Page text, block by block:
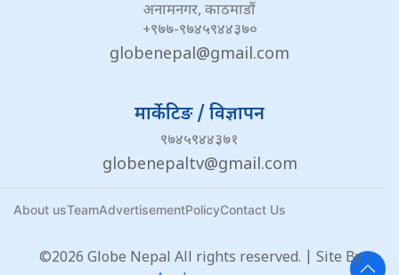
अनामनगर, काठमाडौं
+९७७-९७४५९४४३७०
globenepal@gmail.com
मार्केटिङ / विज्ञापन
९७४५९४४३७१
globenepaltv@gmail.com
About usTeamAdvertisementPolicyContact Us
©2026 Globe Nepal All rights reserved. | Site By :